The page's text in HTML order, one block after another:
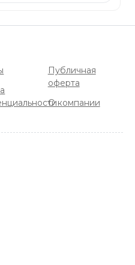
Публичная
оферта
О компании